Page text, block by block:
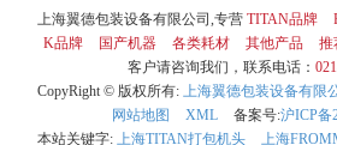
上海翼德包装设备有限公司,专营 TITAN品牌
K品牌
国产机器 各类耗材 其他产品 推
客户请咨询我们，联系电话：
CopyRight © 版权所有: 上海翼德包装设备有限
网站地图
XML 备案号:沪ICP备
本站关键字: 上海TITAN打包机头 上海